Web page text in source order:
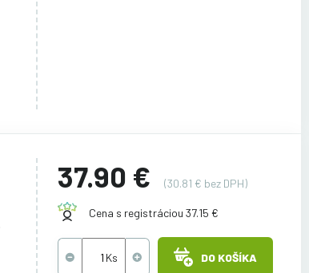
37.90 € (30.81 € bez DPH)
Cena s registráciou 37.15 €
DO KOŠÍKA